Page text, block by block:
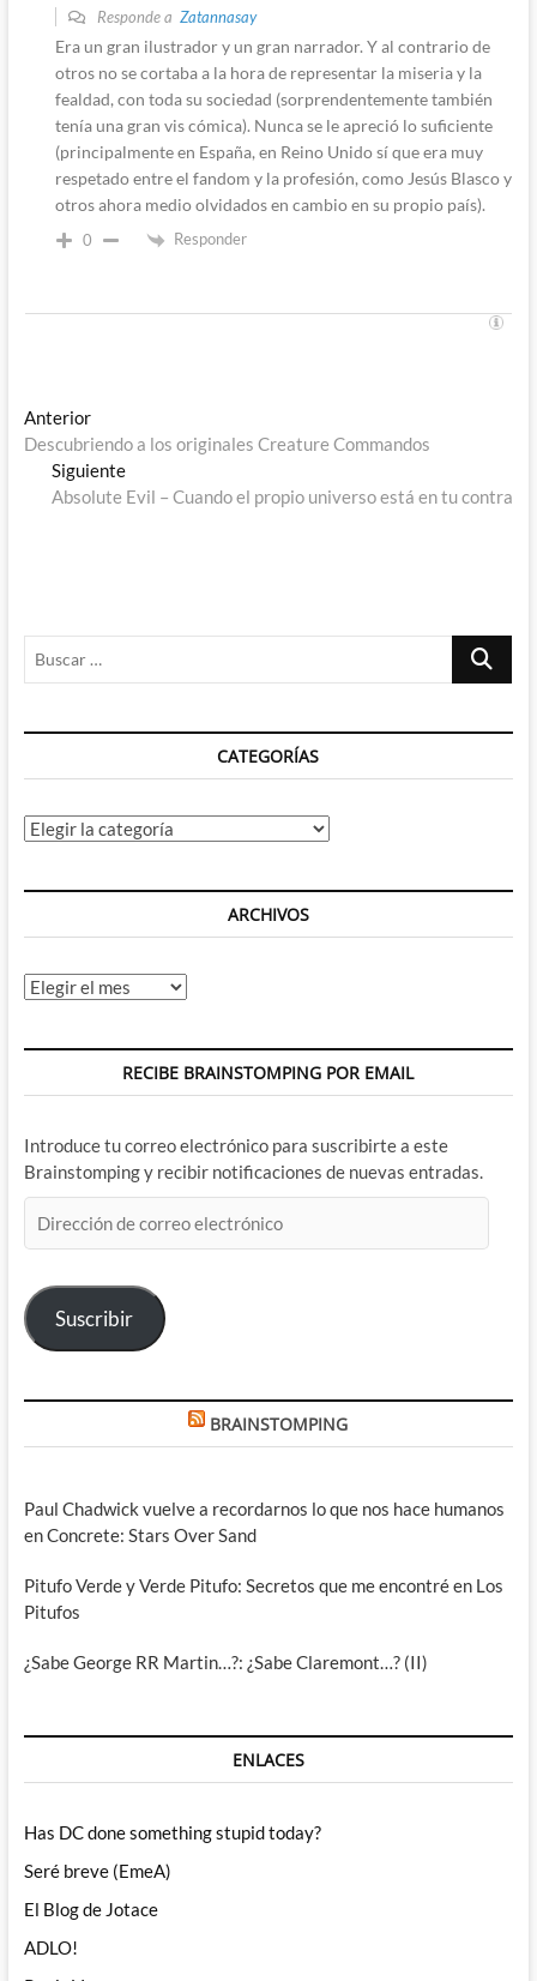
Responde a Zatannasay
Era un gran ilustrador y un gran narrador. Y al contrario de
otros no se cortaba a la hora de representar la miseria y la
fealdad, con toda su sociedad (sorprendentemente también
tenía una gran vis cómica). Nunca se le apreció lo suficiente
(principalmente en España, en Reino Unido sí que era muy
respetado entre el fandom y la profesión, como Jesús Blasco y
otros ahora medio olvidados en cambio en su propio país).
0 Responder
Navegación
de
entradas
AnteriorEntrada
anterior:
Descubriendo a los originales Creature Commandos
SiguienteEntrada
siguiente:
Absolute Evil – Cuando el propio universo está en tu contra
Buscar
CATEGORÍAS
Categorías
ARCHIVOS
Archivos
RECIBE BRAINSTOMPING POR EMAIL
Introduce tu correo electrónico para suscribirte a este
Brainstomping y recibir notificaciones de nuevas entradas.
de
electrónico
Suscribir
BRAINSTOMPING
Paul Chadwick vuelve a recordarnos lo que nos hace humanos
en Concrete: Stars Over Sand
Pitufo Verde y Verde Pitufo: Secretos que me encontré en Los
Pitufos
¿Sabe George RR Martin…?: ¿Sabe Claremont…? (II)
ENLACES
Has DC done something stupid today?
Seré breve (EmeA)
El Blog de Jotace
ADLO!